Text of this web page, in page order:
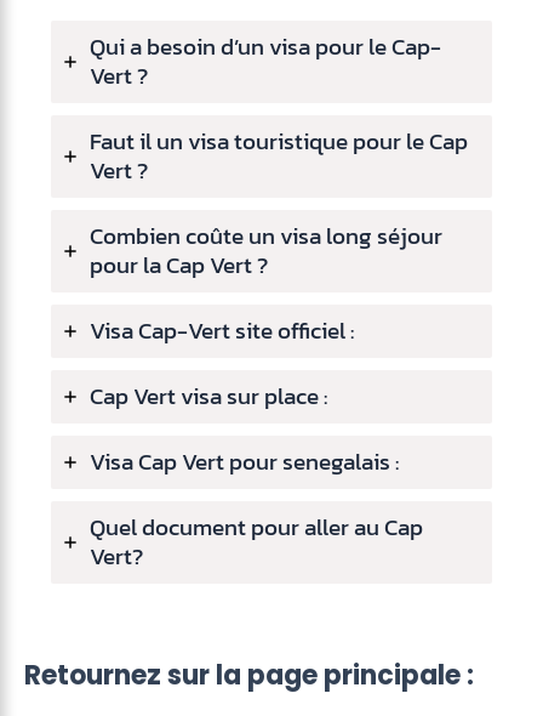
Qui a besoin d’un visa pour le Cap-
Vert ?
Faut il un visa touristique pour le Cap
Vert ?
Combien coûte un visa long séjour
pour la Cap Vert ?
Visa Cap-Vert site officiel :
Cap Vert visa sur place :
Visa Cap Vert pour senegalais :
Quel document pour aller au Cap
Vert?
Retournez sur la page principale :